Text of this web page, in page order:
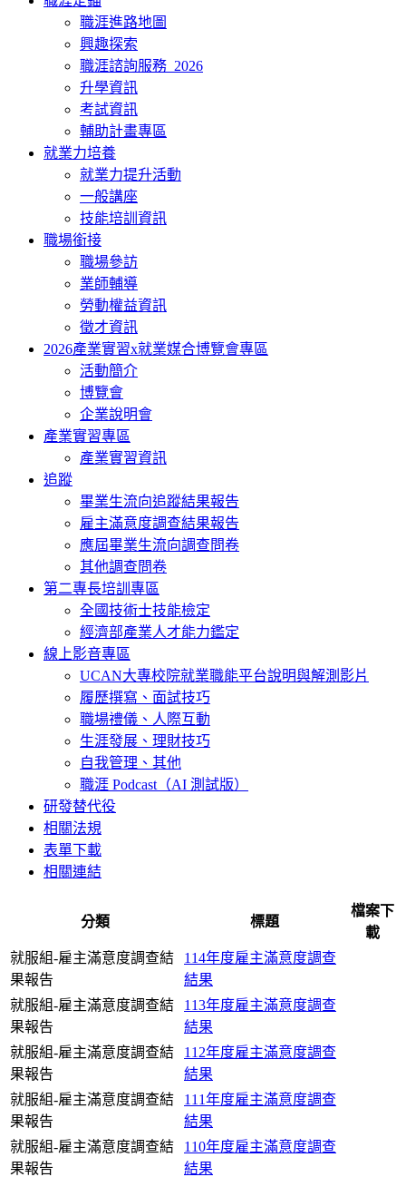
職涯進路地圖
興趣探索
職涯諮詢服務_2026
升學資訊
考試資訊
輔助計畫專區
就業力培養
就業力提升活動
一般講座
技能培訓資訊
職場銜接
職場參訪
業師輔導
勞動權益資訊
徵才資訊
2026產業實習x就業媒合博覽會專區
活動簡介
博覽會
企業說明會
產業實習專區
產業實習資訊
追蹤
畢業生流向追蹤結果報告
雇主滿意度調查結果報告
應屆畢業生流向調查問卷
其他調查問卷
第二專長培訓專區
全國技術士技能檢定
經濟部產業人才能力鑑定
線上影音專區
UCAN大專校院就業職能平台說明與解測影片
履歷撰寫、面試技巧
職場禮儀、人際互動
生涯發展、理財技巧
自我管理、其他
職涯 Podcast（AI 測試版）
研發替代役
相關法規
表單下載
相關連結
分類 標題
檔案下
載
就服組-雇主滿意度調查結
果報告
114年度雇主滿意度調查
結果
就服組-雇主滿意度調查結
果報告
113年度雇主滿意度調查
結果
就服組-雇主滿意度調查結
果報告
112年度雇主滿意度調查
結果
就服組-雇主滿意度調查結
果報告
111年度雇主滿意度調查
結果
就服組-雇主滿意度調查結
果報告
110年度雇主滿意度調查
結果